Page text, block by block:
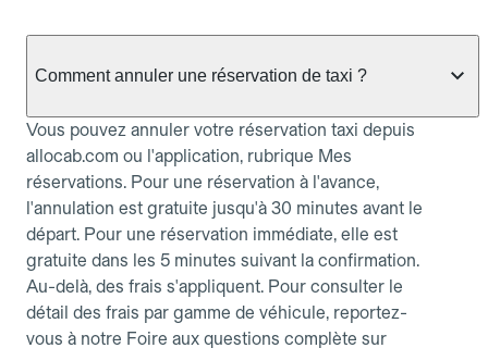
Comment annuler une réservation de taxi ?
Vous pouvez annuler votre réservation taxi depuis
allocab.com ou l'application, rubrique Mes
réservations. Pour une réservation à l'avance,
l'annulation est gratuite jusqu'à 30 minutes avant le
départ. Pour une réservation immédiate, elle est
gratuite dans les 5 minutes suivant la confirmation.
Au-delà, des frais s'appliquent. Pour consulter le
détail des frais par gamme de véhicule, reportez-
vous à notre Foire aux questions complète sur